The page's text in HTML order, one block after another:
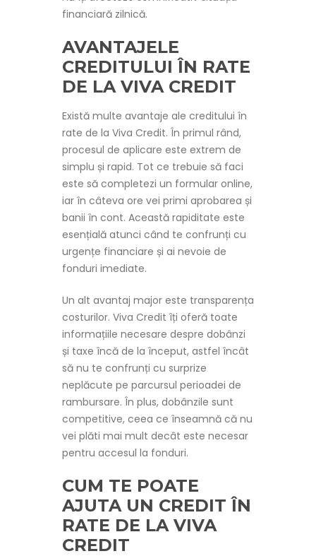
financiară zilnică.
AVANTAJELE
CREDITULUI ÎN RATE
DE LA VIVA CREDIT
Există multe avantaje ale creditului în
rate de la Viva Credit. În primul rând,
procesul de aplicare este extrem de
simplu și rapid. Tot ce trebuie să faci
este să completezi un formular online,
iar în câteva ore vei primi aprobarea și
banii în cont. Această rapiditate este
esențială atunci când te confrunți cu
urgențe financiare și ai nevoie de
fonduri imediate.
Un alt avantaj major este transparența
costurilor. Viva Credit îți oferă toate
informațiile necesare despre dobânzi
și taxe încă de la început, astfel încât
să nu te confrunți cu surprize
neplăcute pe parcursul perioadei de
rambursare. În plus, dobânzile sunt
competitive, ceea ce înseamnă că nu
vei plăti mai mult decât este necesar
pentru accesul la fonduri.
CUM TE POATE
AJUTA UN CREDIT ÎN
RATE DE LA VIVA
CREDIT